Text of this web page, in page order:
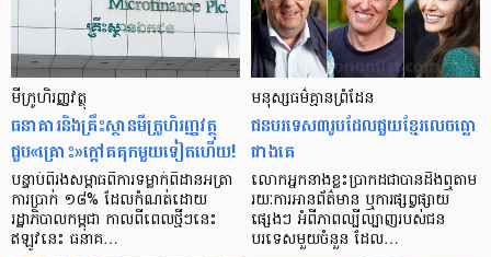
មីក្រូ​ហិរញ្ញវត្ថុ
ធនាគារ​និង​គ្រឹះស្ថាន​មីក្រូ​ហិរញ្ញវត្ថុ​
ជួប«គ្រោះ»ក្តៅ​គគុក​មួយ​ទៀត​ហើយ!
បន្ទាប់​ពី​រង​សម្ពាធ​​ពី​ការ​ទម្លាក់​ពិដាន​អត្រា​
ការ​ប្រាក់ ១៨​% ដែល​កំណត់​ដោយ​
រដ្ឋាភិបាល​កម្ពុជា កាល​ពី​ពេល​ថ្មីៗ​នេះ
ឥឡូវ​នេះ ធនាគ…
មនុស្ស​ធម៌​គ្មាន​ព្រំដែន
ជន​បរទេស​៣​រូប​ដែល​ជួយ​ខ្មែរ​លេច​ធ្លោ​
ជាង​គេ
លោកអ្នក​នាង​ខ្លះ​ប្រាកដ​ជា​បាន​​ដឹង​ឮ​តាម​
រយៈ​ការ​អាន​ព័ត៌មាន ឬ​ការ​ផ្សព្វផ្សាយ​
ផ្សេងៗ អំពី​ភាព​ល្បីល្បាញ​របស់​ជន​
បរទេស​មួយ​ចំនួន ដែល…